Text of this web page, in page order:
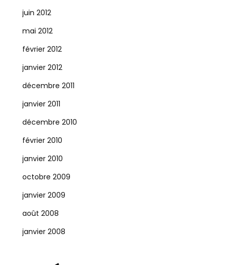
juin 2012
mai 2012
février 2012
janvier 2012
décembre 2011
janvier 2011
décembre 2010
février 2010
janvier 2010
octobre 2009
janvier 2009
août 2008
janvier 2008